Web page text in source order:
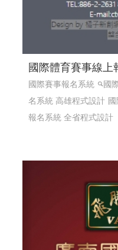
國際體育賽事線上
國際賽事報名系統
國
名系統 高雄程式設計
報名系統 全省程式設計